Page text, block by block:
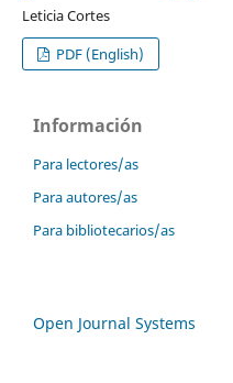
Leticia Cortes
PDF (English)
Información
Para lectores/as
Para autores/as
Para bibliotecarios/as
Open Journal Systems